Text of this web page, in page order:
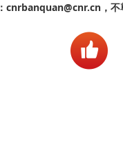
cnrbanquan@cnr.cn，不